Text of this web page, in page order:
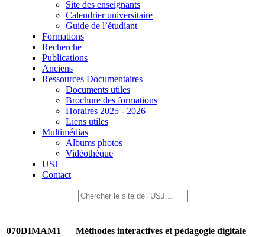
Site des enseignants
Calendrier universitaire
Guide de l’étudiant
Formations
Recherche
Publications
Anciens
Ressources Documentaires
Documents utiles
Brochure des formations
Horaires 2025 - 2026
Liens utiles
Multimédias
Albums photos
Vidéothèque
USJ
Contact
070DIMAM1 Méthodes interactives et pédagogie digitale